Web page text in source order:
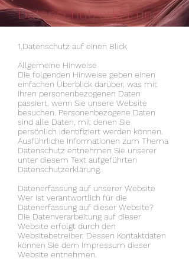
Datenschutzerklärung
1.Datenschutz auf einen Blick
Allgemeine Hinweise
Die folgenden Hinweise geben einen
einfachen Überblick darüber, was mit
Ihren personenbezogenen Daten
passiert, wenn Sie unsere Website
besuchen. Personenbezogene Daten
sind alle Daten, mit denen Sie
persönlich identifiziert werden können.
Ausführliche Informationen zum Thema
Datenschutz entnehmen Sie unserer
unter diesem Text aufgeführten
Datenschutzerklärung.
Datenerfassung auf unserer Website
Wer ist verantwortlich für die
Datenerfassung auf dieser Website?
Die Datenverarbeitung auf dieser
Website erfolgt durch den
Websitebetreiber. Dessen Kontaktdaten
können Sie dem Impressum dieser
Website entnehmen.